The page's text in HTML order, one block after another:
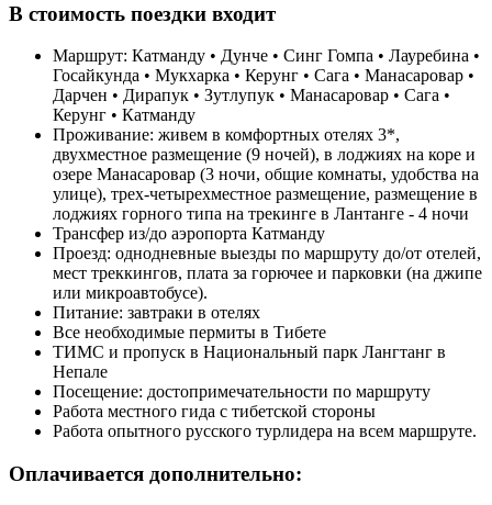
В стоимость поездки входит
Маршрут: Катманду • Дунче • Синг Гомпа • Лауребина •
Госайкунда • Мукхарка • Керунг • Сага • Манасаровар •
Дарчен • Дирапук • Зутлупук • Манасаровар • Сага •
Керунг • Катманду
Проживание: живем в комфортных отелях 3*,
двухместное размещение (9 ночей), в лоджиях на коре и
озере Манасаровар (3 ночи, общие комнаты, удобства на
улице), трех-четырехместное размещение, размещение в
лоджиях горного типа на трекинге в Лантанге - 4 ночи
Трансфер из/до аэропорта Катманду
Проезд: однодневные выезды по маршруту до/от отелей,
мест треккингов, плата за горючее и парковки (на джипе
или микроавтобусе).
Питание: завтраки в отелях
Все необходимые пермиты в Тибете
ТИМС и пропуск в Национальный парк Лангтанг в
Непале
Посещение: достопримечательности по маршруту
Работа местного гида с тибетской стороны
Работа опытного русского турлидера на всем маршруте.
Оплачивается дополнительно: